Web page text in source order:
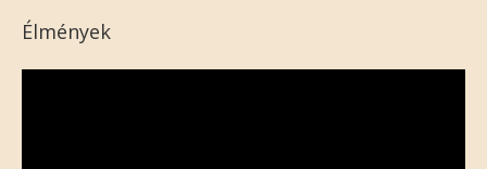
Élmények